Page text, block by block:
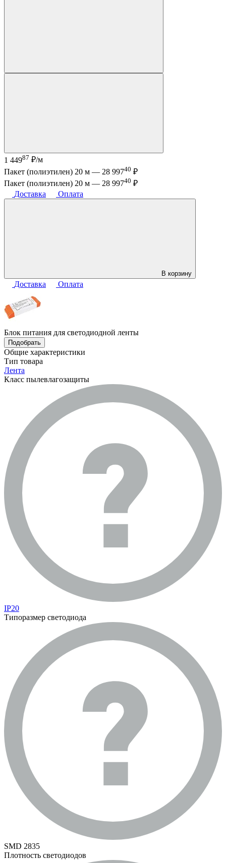
1 44987 ₽/м
Пакет (полиэтилен) 20 м — 28 99740 ₽
Пакет (полиэтилен) 20 м — 28 99740 ₽
Доставка
Оплата
В корзину
Доставка Оплата
Блок питания для светодиодной ленты
Подобрать
Общие характеристики
Тип товара
Лента
Класс пылевлагозащиты
IP20
Типоразмер светодиода
SMD 2835
Плотность светодиодов